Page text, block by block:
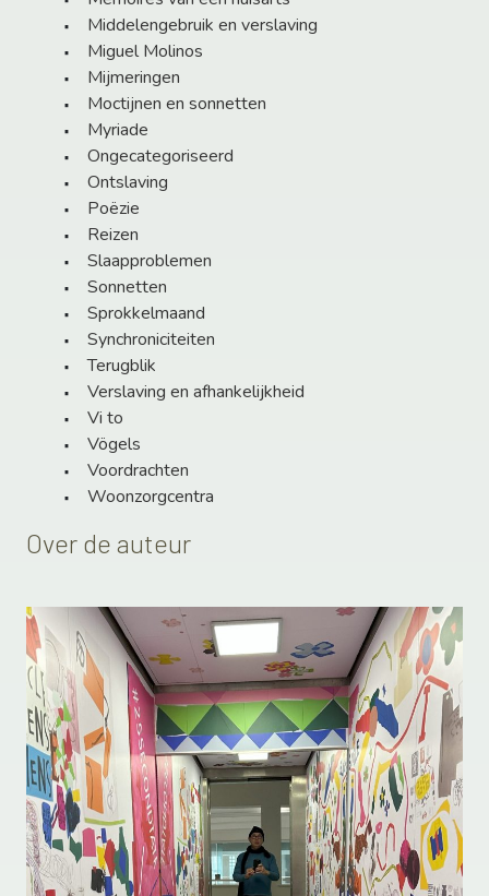
Middelengebruik en verslaving
Miguel Molinos
Mijmeringen
Moctijnen en sonnetten
Myriade
Ongecategoriseerd
Ontslaving
Poëzie
Reizen
Slaapproblemen
Sonnetten
Sprokkelmaand
Synchroniciteiten
Terugblik
Verslaving en afhankelijkheid
Vi to
Vögels
Voordrachten
Woonzorgcentra
Over de auteur